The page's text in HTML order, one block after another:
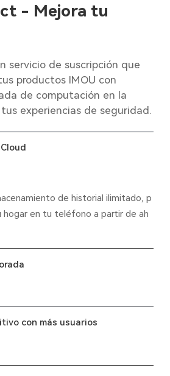
- Mejora tu
servicio de suscripción que
productos IMOU con
de computación en la
experiencias de seguridad.
de historial ilimitado, p
hogar en tu teléfono a partir de ah
con más usuarios